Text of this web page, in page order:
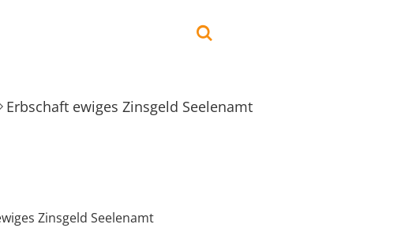
Erbschaft ewiges Zinsgeld Seelenamt
Zinsgeld Seelenamt